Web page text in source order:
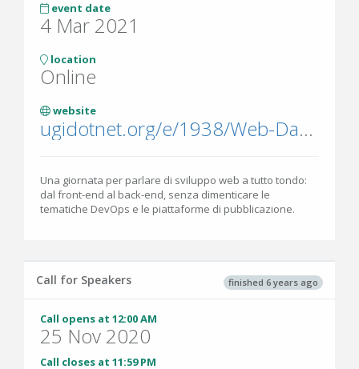
event date
4 Mar 2021
location
Online
website
ugidotnet.org/e/1938/Web-Day-2021
Una giornata per parlare di sviluppo web a tutto tondo:
dal front-end al back-end, senza dimenticare le
tematiche DevOps e le piattaforme di pubblicazione.
finished 6 years ago
Call for Speakers
Call opens at 12:00 AM
25 Nov 2020
Call closes at 11:59 PM